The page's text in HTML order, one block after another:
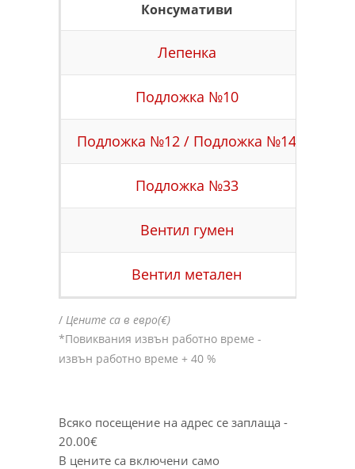
Консумативи
Лепенка
Подложка №10
Подложка №12 / Подложка №14
Подложка №33
Вентил гумен
Вентил метален
/ Цените са в евро(€)
*Повиквания извън работно време -
извън работно време + 40 %
Всяко посещение на адрес се заплаща -
20.00€
В цените са включени само